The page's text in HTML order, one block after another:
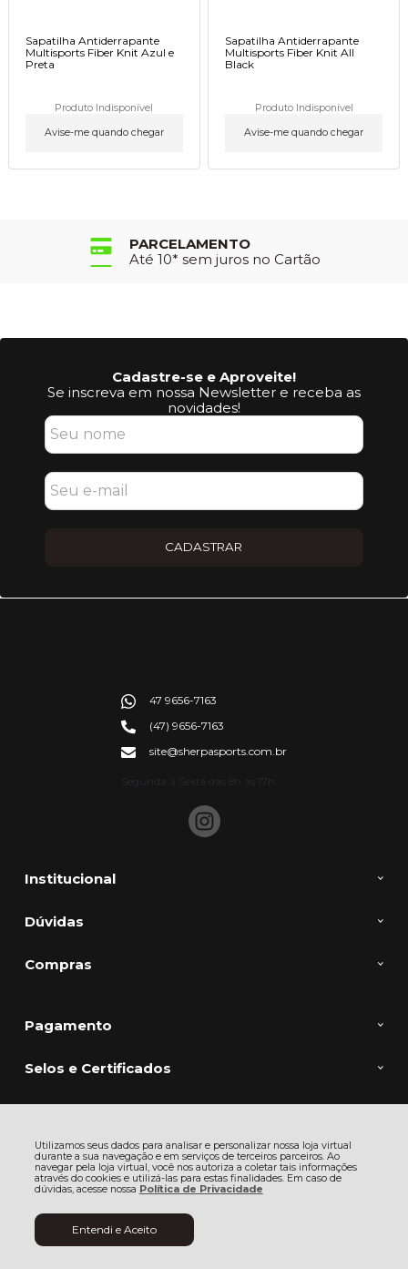
Utilizamos seus dados para analisar e personalizar nossa loja virtual
durante a sua navegação e em serviços de terceiros parceiros. Ao
navegar pela loja virtual, você nos autoriza a coletar tais informações
através do cookies e utilizá-las para estas finalidades. Em caso de
dúvidas, acesse nossa Política de Privacidade
Entendi e Aceito
Sapatilha Antiderrapante
Multisports Fiber Knit Azul e
Preta
Produto Indisponível
Avise-me quando chegar
Sapatilha Antiderrapante
Multisports Fiber Knit All
Black
Produto Indisponível
Avise-me quando chegar
PARCELAMENTO
Até 10* sem juros no Cartão
Cadastre-se e Aproveite!
Se inscreva em nossa Newsletter e receba as
novidades!
CADASTRAR
Institucional
Dúvidas
Compras
47 9656-7163
(47) 9656-7163
site@sherpasports.com.br
Pagamento
Selos e Certificados
Sherpa Comercio de Artigos Esportivos Ltda, Rua Frederico Rank - 420 -
Rio Negro - 89287-430 - São Bento do Sul - SC
CNPJ: 32.128.872/0001-26 | © Todos os direitos reservados - Sherpa Sports
- 2026